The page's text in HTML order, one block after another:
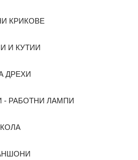
КРИКОВЕ
И КУТИИ
ДРЕХИ
- РАБОТНИ ЛАМПИ